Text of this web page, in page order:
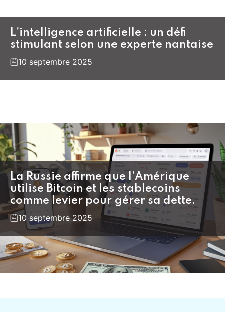
L’intelligence artificielle : un défi
stimulant selon une experte nantaise
10 septembre 2025
La Russie affirme que l’Amérique
utilise Bitcoin et les stablecoins
comme levier pour gérer sa dette.
10 septembre 2025